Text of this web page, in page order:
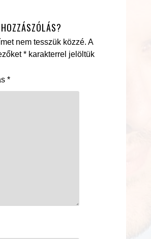
nem tesszük közzé. A
* karakterrel jelöltük
*